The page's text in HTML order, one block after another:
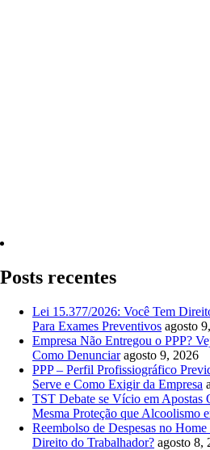
Posts recentes
Lei 15.377/2026: Você Tem
Para Exames Preventivos agosto
Empresa Não Entregou o PPP?
Como Denunciar agosto 9, 2026
PPP – Perfil Profissiográfico
Serve e Como Exigir da Empresa
TST Debate se Vício em Apostas
Mesma Proteção que Alcoolismo
Reembolso de Despesas no
Direito do Trabalhador? agosto 8,